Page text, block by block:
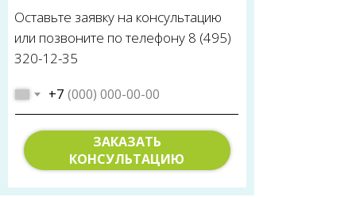
Оставьте заявку на консультацию
или позвоните по телефону 8 (495)
320-12-35
+7
ЗАКАЗАТЬ
КОНСУЛЬТАЦИЮ